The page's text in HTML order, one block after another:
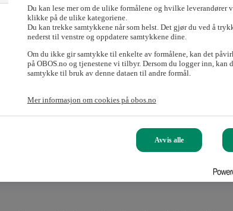
vil boligen legges ut i markedet for salg.
del av egenkapitalen hentet han fra salget av den kjære
på noen tusen kroner har åttedoblet seg i
telefon med OBOS. Det tok ikke lang tid før jeg fikk kjøpt,
Du kan lese mer om de ulike formålene og hvilke leverandører
klikke på de ulike kategoriene.
Du kan trekke samtykkene når som helst. Det gjør du ved å
nederst til venstre og oppdatere samtykkene dine.
Om du ikke gir samtykke til enkelte av formålene, kan det
på OBOS.no og tjenestene vi tilbyr. Dersom du logger inn, kan
samtykke til bruk av denne dataen til andre formål.
Mer informasjon om cookies på obos.no
Avvis alle